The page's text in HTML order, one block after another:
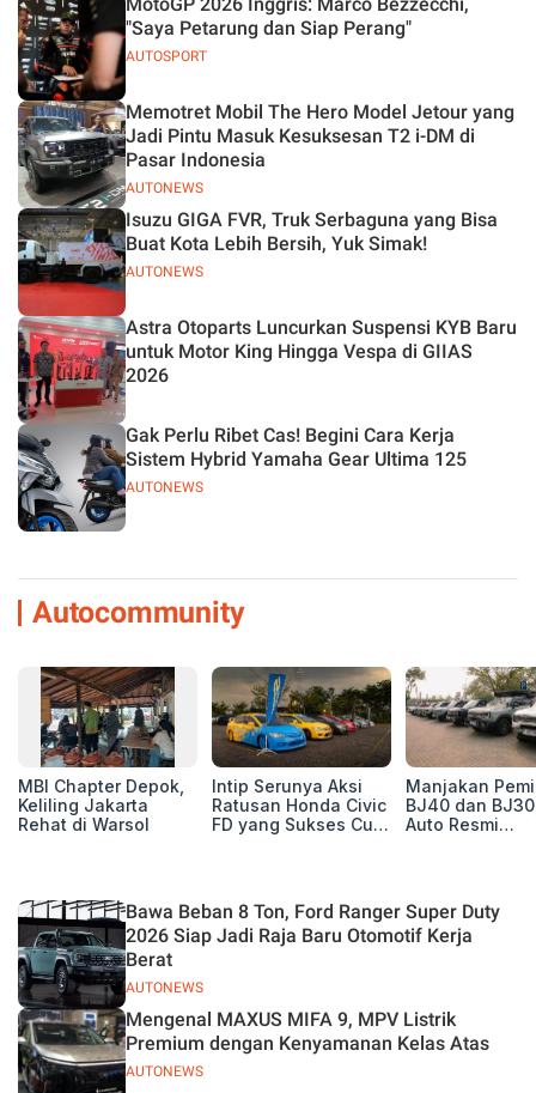
AUTOSPORT
"Saya Petarung dan Siap Perang"
AUTONEWS
Memotret Mobil The Hero Model Jetour yang
Jadi Pintu Masuk Kesuksesan T2 i-DM di
Pasar Indonesia
AUTONEWS
Isuzu GIGA FVR, Truk Serbaguna yang Bisa
Buat Kota Lebih Bersih, Yuk Simak!
Astra Otoparts Luncurkan Suspensi KYB Baru
untuk Motor King Hingga Vespa di GIIAS
2026
AUTONEWS
Gak Perlu Ribet Cas! Begini Cara Kerja
Sistem Hybrid Yamaha Gear Ultima 125
Autocommunity
MBI Chapter Depok,
Keliling Jakarta
Rehat di Warsol
Intip Serunya Aksi
Ratusan Honda Civic
FD yang Sukses Curi
Manjakan
BJ40 dan
Auto Resmi
AUTONEWS
Bawa Beban 8 Ton, Ford Ranger Super Duty
2026 Siap Jadi Raja Baru Otomotif Kerja
Berat
AUTONEWS
Mengenal MAXUS MIFA 9, MPV Listrik
Premium dengan Kenyamanan Kelas Atas